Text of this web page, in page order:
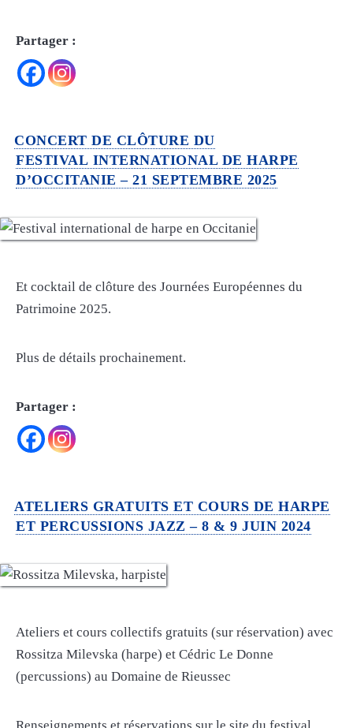
Partager :
CONCERT DE CLÔTURE DU
FESTIVAL INTERNATIONAL DE HARPE
D’OCCITANIE – 21 SEPTEMBRE 2025
Et cocktail de clôture des Journées Européennes du
Patrimoine 2025.
Plus de détails prochainement.
Partager :
ATELIERS GRATUITS ET COURS DE HARPE
ET PERCUSSIONS JAZZ – 8 & 9 JUIN 2024
Ateliers et cours collectifs gratuits (sur réservation) avec
Rossitza Milevska (harpe) et Cédric Le Donne
(percussions) au Domaine de Rieussec